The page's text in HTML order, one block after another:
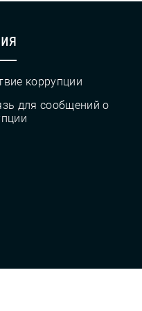
коррупции
для сообщений о